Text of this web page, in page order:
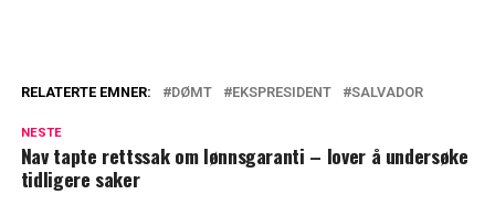
RELATERTE EMNER: DØMT EKSPRESIDENT SALVADOR
NESTE
Nav tapte rettssak om lønnsgaranti – lover å undersøke
tidligere saker